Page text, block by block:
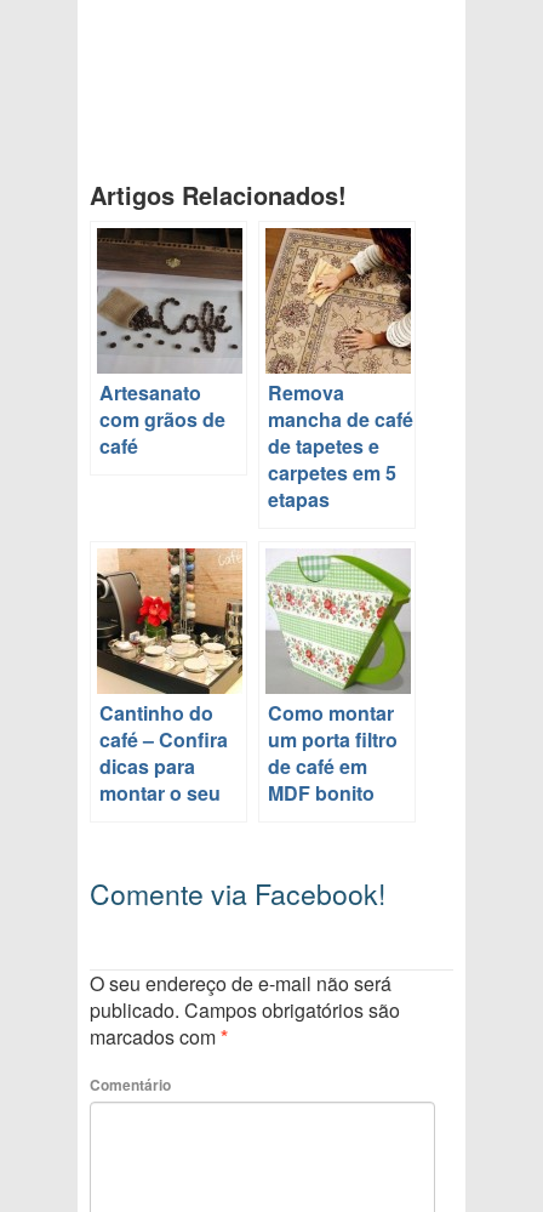
Artigos Relacionados!
Artesanato
com grãos de
café
Remova
mancha de café
de tapetes e
carpetes em 5
etapas
Cantinho do
café – Confira
dicas para
montar o seu
Como montar
um porta filtro
de café em
MDF bonito
Comente via Facebook!
O seu endereço de e-mail não será
publicado. Campos obrigatórios são
marcados com*
Comentário